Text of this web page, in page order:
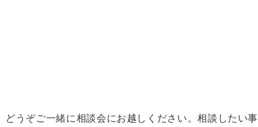
うぞご一緒に相談会にお越しください。相談したい